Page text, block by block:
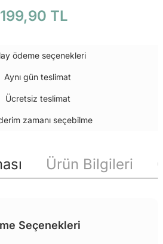
TL
ödeme seçenekleri
Aynı gün teslimat
Ücretsiz teslimat
zamanı seçebilme
Ürün Bilgileri
Seçenekleri